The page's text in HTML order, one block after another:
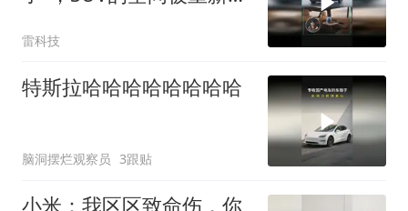
雷科技
特斯拉哈哈哈哈哈哈哈哈
脑洞摆烂观察员 3跟贴
小米：我区区致命伤，你